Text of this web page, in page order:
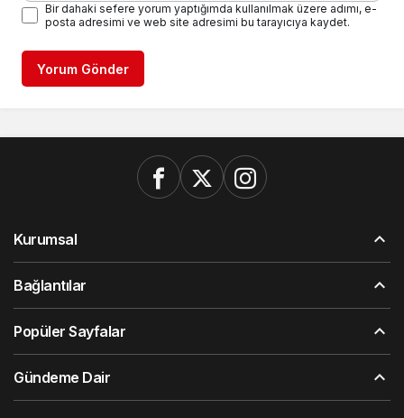
Bir dahaki sefere yorum yaptığımda kullanılmak üzere adımı, e-
posta adresimi ve web site adresimi bu tarayıcıya kaydet.
Yorum Gönder
Kurumsal
Bağlantılar
Popüler Sayfalar
Gündeme Dair